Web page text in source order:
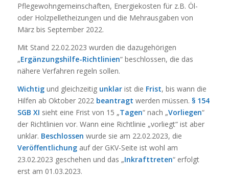
Pflegewohngemeinschaften, Energiekosten für z.B. Öl-
oder Holzpelletheizungen und die Mehrausgaben von
März bis September 2022.
Mit Stand 22.02.2023 wurden die dazugehörigen
„Ergänzungshilfe-Richtlinien“ beschlossen, die das
nähere Verfahren regeln sollen.
Wichtigund gleichzeitig unklarist die Frist, bis wann die
Hilfen ab Oktober 2022 beantragt werden müssen. § 154
SGB XI sieht eine Frist von 15 „Tagen“ nach „Vorliegen“
der Richtlinien vor. Wann eine Richtlinie „vorliegt“ ist aber
unklar. Beschlossen wurde sie am 22.02.2023, die
Veröffentlichungauf der GKV-Seite ist wohl am
23.02.2023 geschehen und das „Inkrafttreten“ erfolgt
erst am 01.03.2023.